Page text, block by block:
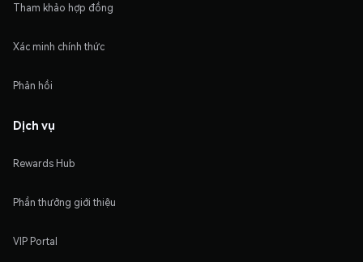
Tham khảo hợp đồng
Xác minh chính thức
Phản hồi
Dịch vụ
Rewards Hub
Phần thưởng giới thiệu
VIP Portal